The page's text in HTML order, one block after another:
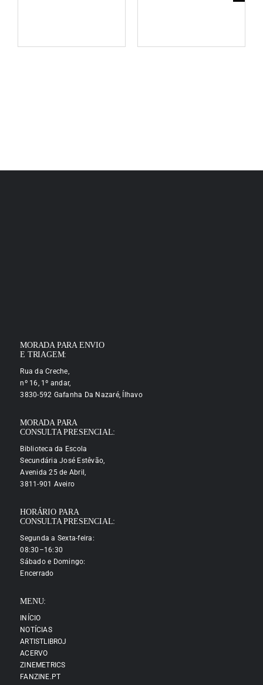
MORADA PARA ENVIO
E TRIAGEM:
Rua da Creche,
nº 16, 1º andar,
3830-592 Gafanha Da Nazaré, Ílhavo
MORADA PARA
CONSULTA PRESENCIAL:
Biblioteca da Escola
Secundária José Estêvão,
Avenida 25 de Abril,
3811-901 Aveiro
HORÁRIO PARA
CONSULTA PRESENCIAL:
Segunda a Sexta-feira:
08:30–16:30
Sábado e Domingo:
Encerrado
MENU:
INÍCIO
NOTÍCIAS
ARTISTLIBROJ
ACERVO
ZINEMETRICS
FANZINE.PT